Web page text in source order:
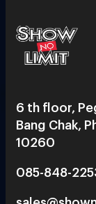
6 th floor,
Bang Chak,
10260
085-848-